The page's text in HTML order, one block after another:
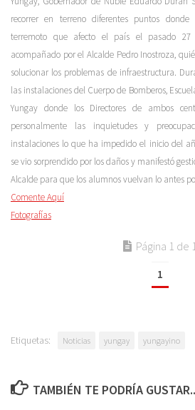
recorrer en terreno diferentes puntos
terremoto que afecto el país el pasado 27
acompañado por el Alcalde Pedro Inostroza,
solucionar los problemas de infraestructura.
las instalaciones del Cuerpo de Bomberos,
Yungay donde los Directores de ambos
personalmente las inquietudes y
instalaciones lo que ha impedido el inicio del
se vio sorprendido por los daños y manifestó
Alcalde para que los alumnos vuelvan lo antes
Comente Aquí
Fotografías
Página 1 de 1
1
Etiquetas: Noticias yungay yungayino
TAMBIÉN TE PODRÍA